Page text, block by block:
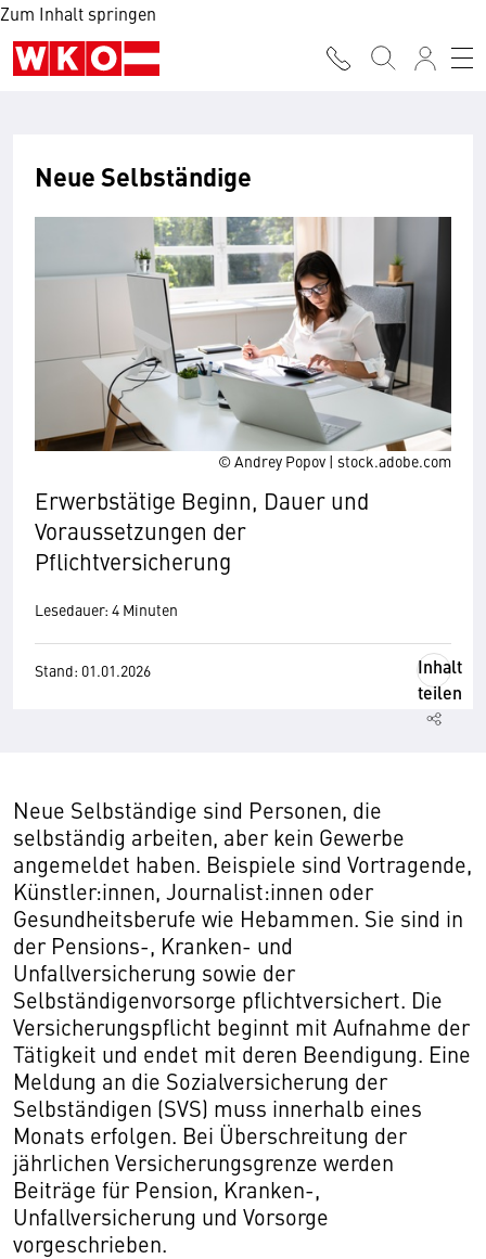
Zum Inhalt springen
© Andrey Popov | stock.adobe.com
Neue Selbständige
Erwerbstätige Beginn, Dauer und
Voraussetzungen der
Pflichtversicherung
Lesedauer: 4 Minuten
Stand: 01.01.2026
Inhalt
teilen
Neue Selbständige sind Personen, die
selbständig arbeiten, aber kein Gewerbe
angemeldet haben. Beispiele sind Vortragende,
Künstler:innen, Journalist:innen oder
Gesundheitsberufe wie Hebammen. Sie sind in
der Pensions-, Kranken- und
Unfallversicherung sowie der
Selbständigenvorsorge pflichtversichert. Die
Versicherungspflicht beginnt mit Aufnahme der
Tätigkeit und endet mit deren Beendigung. Eine
Meldung an die Sozialversicherung der
Selbständigen (SVS) muss innerhalb eines
Monats erfolgen. Bei Überschreitung der
jährlichen Versicherungsgrenze werden
Beiträge für Pension, Kranken-,
Unfallversicherung und Vorsorge
vorgeschrieben.